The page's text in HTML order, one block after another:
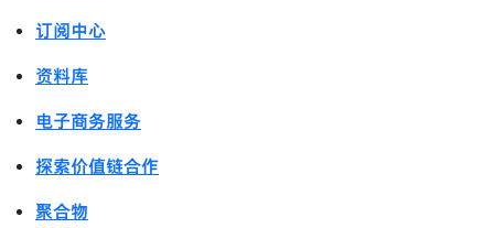
订阅中心
资料库
电子商务服务
探索价值链合作
聚合物